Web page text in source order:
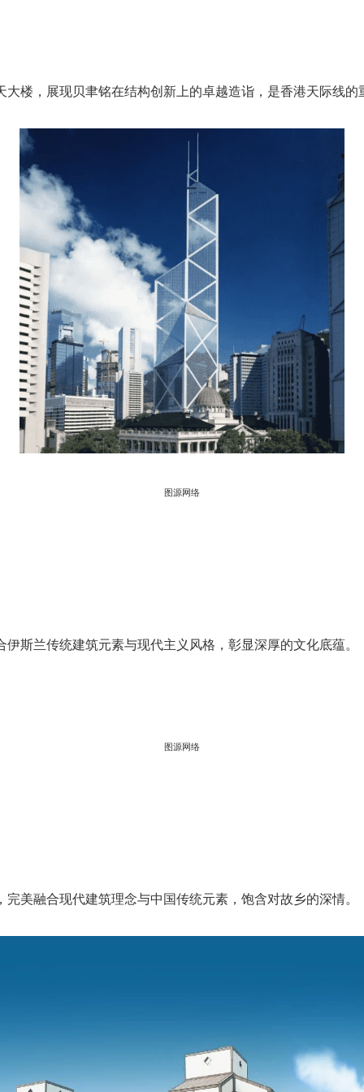
大楼，展现贝聿铭在结构创新上的卓越造诣，是香港天际线的
图源网络
斯兰传统建筑元素与现代主义风格，彰显深厚的文化底蕴。
图源网络
美融合现代建筑理念与中国传统元素，饱含对故乡的深情。